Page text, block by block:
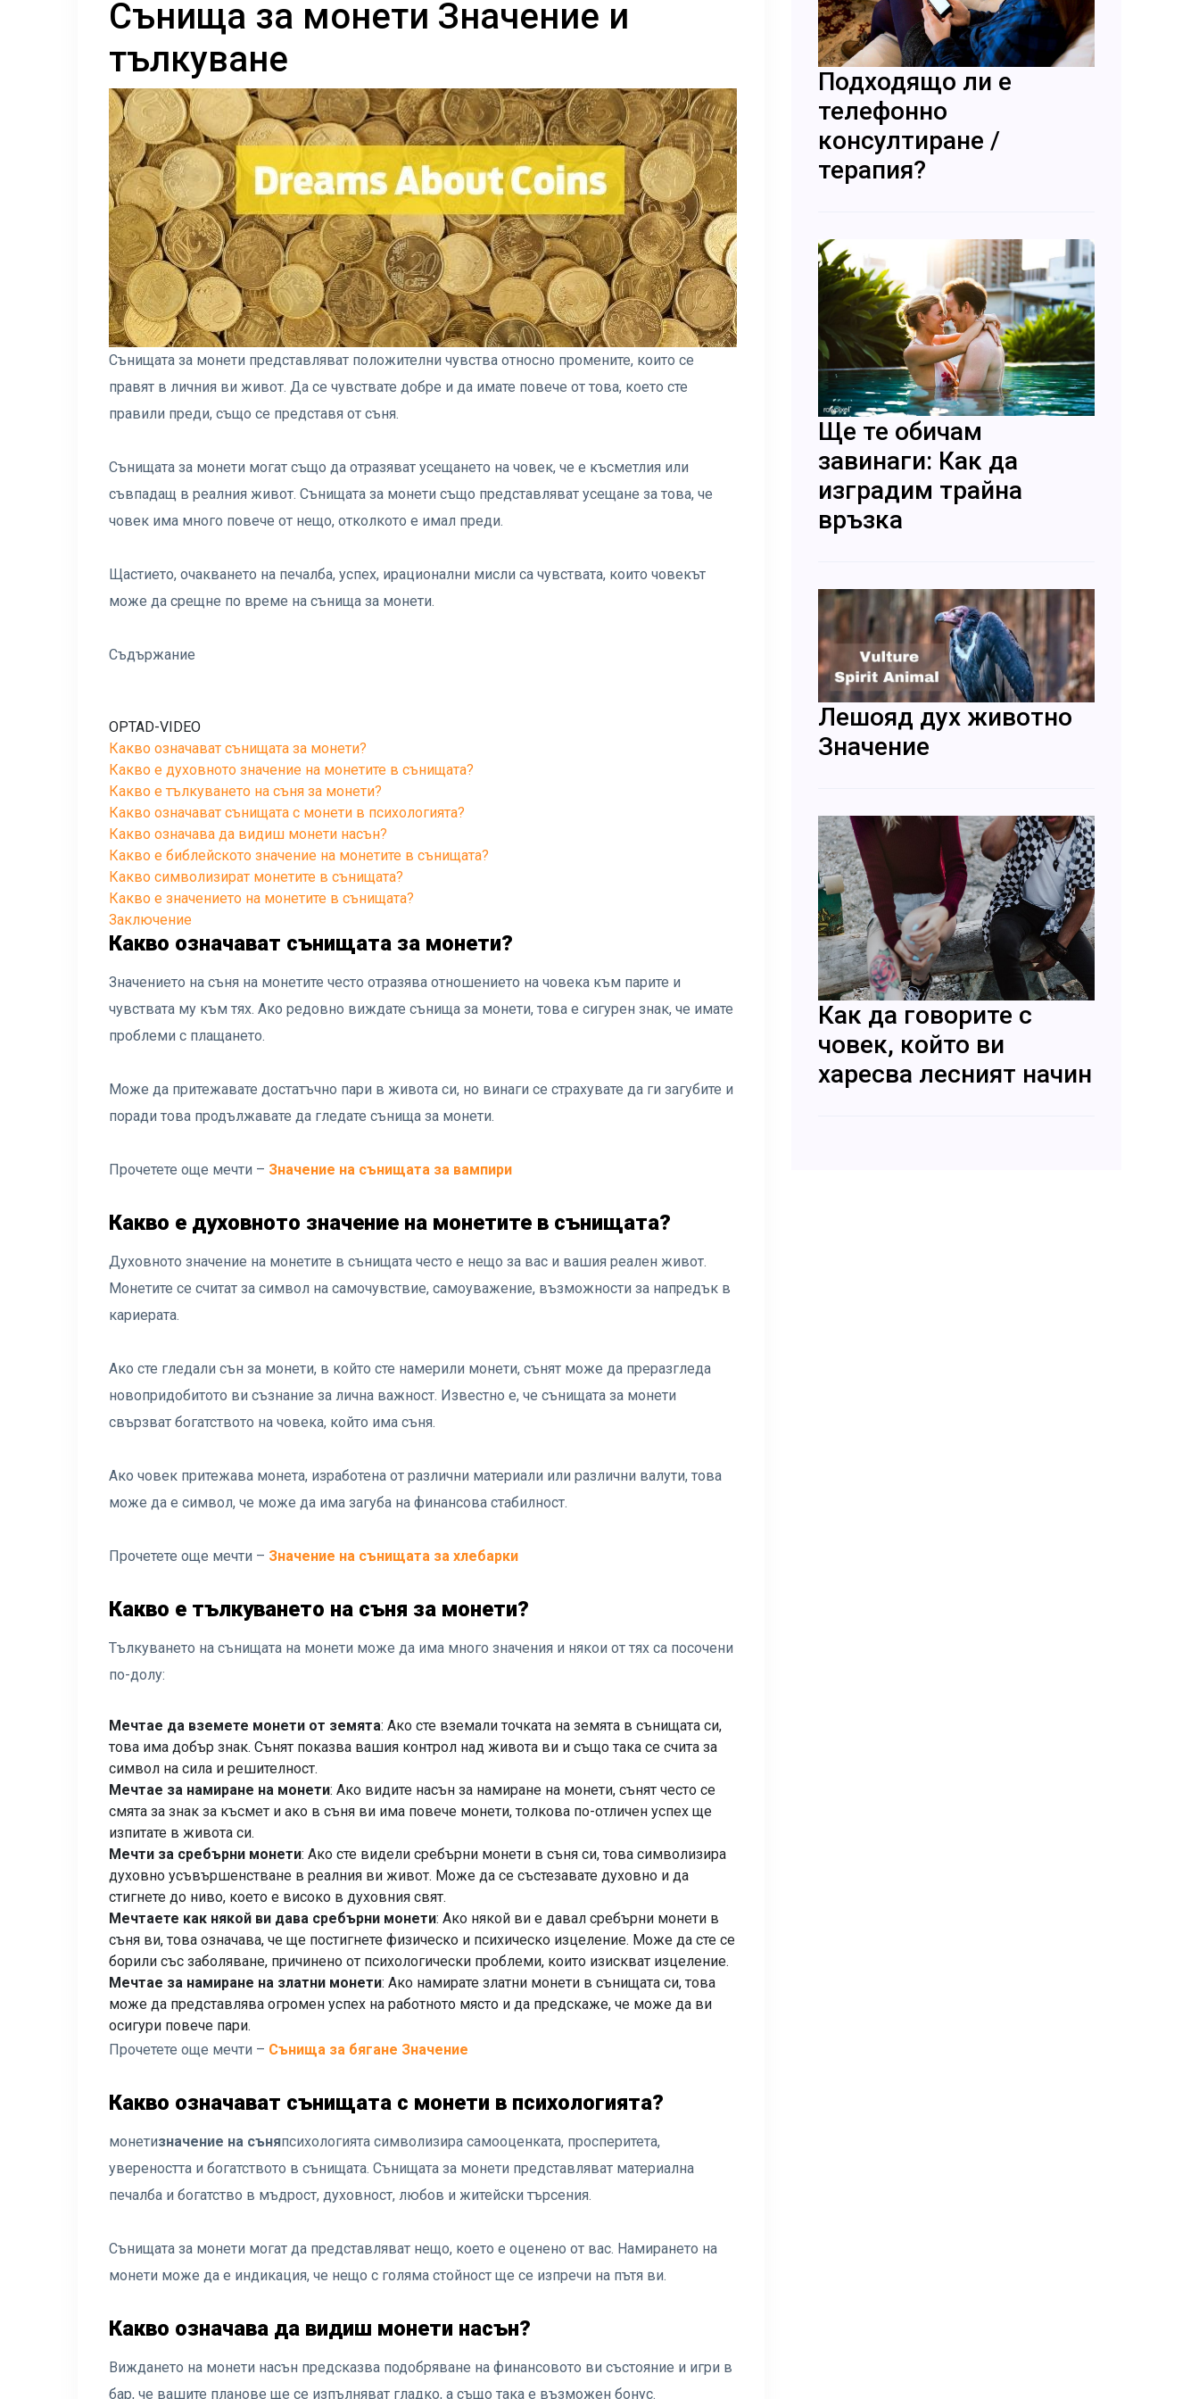
Сънища за монети Значение и
тълкуване
Сънищата за монети представляват положителни чувства относно промените, които се
правят в личния ви живот. Да се ​​чувствате добре и да имате повече от това, което сте
правили преди, също се представя от съня.
Сънищата за монети могат също да отразяват усещането на човек, че е късметлия или
съвпадащ в реалния живот. Сънищата за монети също представляват усещане за това, че
човек има много повече от нещо, отколкото е имал преди.
Щастието, очакването на печалба, успех, ирационални мисли са чувствата, които човекът
може да срещне по време на сънища за монети.
Съдържание
OPTAD-VIDEO
Какво означават сънищата за монети?
Какво е духовното значение на монетите в сънищата?
Какво е тълкуването на съня за монети?
Какво означават сънищата с монети в психологията?
Какво означава да видиш монети насън?
Какво е библейското значение на монетите в сънищата?
Какво символизират монетите в сънищата?
Какво е значението на монетите в сънищата?
Заключение
Какво означават сънищата за монети?
Значението на съня на монетите често отразява отношението на човека към парите и
чувствата му към тях. Ако редовно виждате сънища за монети, това е сигурен знак, че имате
проблеми с плащането.
Може да притежавате достатъчно пари в живота си, но винаги се страхувате да ги загубите и
поради това продължавате да гледате сънища за монети.
Прочетете още мечти – Значение на сънищата за вампири
Какво е духовното значение на монетите в сънищата?
Духовното значение на монетите в сънищата често е нещо за вас и вашия реален живот.
Монетите се считат за символ на самочувствие, самоуважение, възможности за напредък в
кариерата.
Ако сте гледали сън за монети, в който сте намерили монети, сънят може да преразгледа
новопридобитото ви съзнание за лична важност. Известно е, че сънищата за монети
свързват богатството на човека, който има съня.
Ако човек притежава монета, изработена от различни материали или различни валути, това
може да е символ, че може да има загуба на финансова стабилност.
Прочетете още мечти – Значение на сънищата за хлебарки
Какво е тълкуването на съня за монети?
Тълкуването на сънищата на монети може да има много значения и някои от тях са посочени
по-долу:
Мечтае да вземете монети от земята: Ако сте вземали точката на земята в сънищата си,
това има добър знак. Сънят показва вашия контрол над живота ви и също така се счита за
символ на сила и решителност.
Мечтае за намиране на монети: Ако видите насън за намиране на монети, сънят често се
смята за знак за късмет и ако в съня ви има повече монети, толкова по-отличен успех ще
изпитате в живота си.
Мечти за сребърни монети: Ако сте видели сребърни монети в съня си, това символизира
духовно усъвършенстване в реалния ви живот. Може да се състезавате духовно и да
стигнете до ниво, което е високо в духовния свят.
Мечтаете как някой ви дава сребърни монети: Ако някой ви е давал сребърни монети в
съня ви, това означава, че ще постигнете физическо и психическо изцеление. Може да сте се
борили със заболяване, причинено от психологически проблеми, които изискват изцеление.
Мечтае за намиране на златни монети: Ако намирате златни монети в сънищата си, това
може да представлява огромен успех на работното място и да предскаже, че може да ви
осигури повече пари.
Прочетете още мечти – Сънища за бягане Значение
Какво означават сънищата с монети в психологията?
монетизначение на съняпсихологията символизира самооценката, просперитета,
увереността и богатството в сънищата. Сънищата за монети представляват материална
печалба и богатство в мъдрост, духовност, любов и житейски търсения.
Сънищата за монети могат да представляват нещо, което е оценено от вас. Намирането на
монети може да е индикация, че нещо с голяма стойност ще се изпречи на пътя ви.
Какво означава да видиш монети насън?
Виждането на монети насън предсказва подобряване на финансовото ви състояние и игри в
бар, че вашите планове ще се изпълняват гладко, а също така е възможен бонус.
Подходящо ли е
телефонно
консултиране /
терапия?
Ще те обичам
завинаги: Как да
изградим трайна
връзка
Лешояд дух животно
Значение
Как да говорите с
човек, който ви
харесва лесният начин